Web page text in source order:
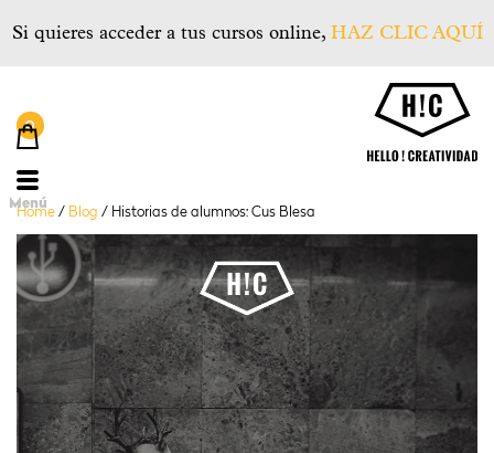
Si quieres acceder a tus cursos online, HAZ CLIC AQUÍ
Menú
Home / Blog / Historias de alumnos: Cus Blesa